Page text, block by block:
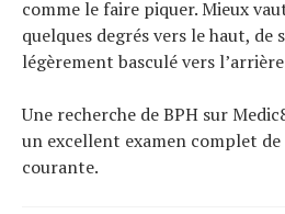
comme le faire piquer. Mieux
quelques degrés vers le haut, de
légèrement basculé vers
Une recherche de BPH sur
un excellent examen complet
courante.